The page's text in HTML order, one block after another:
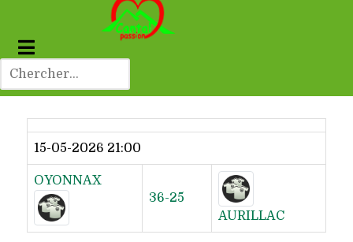
Dernier résultat
15-05-2026 21:00
OYONNAX
36-25
AURILLAC